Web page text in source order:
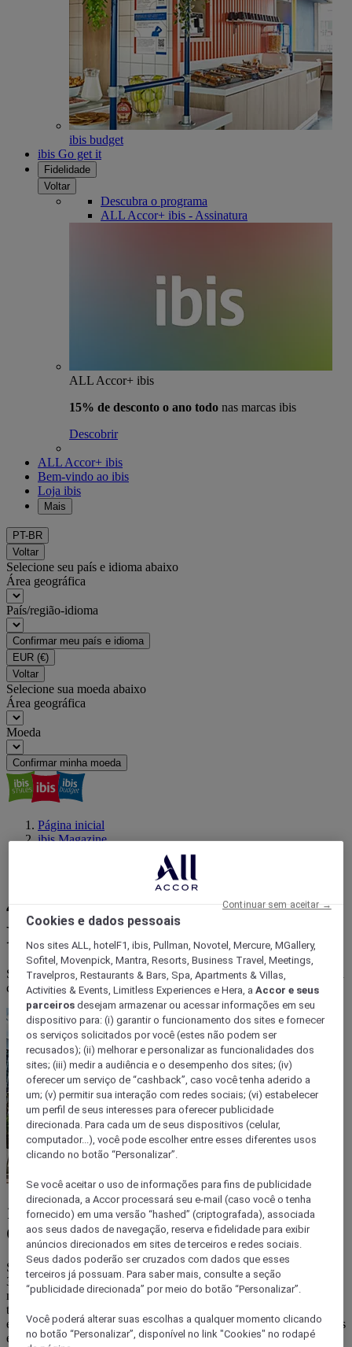
ibis budget
ibis Go get it
Fidelidade
Voltar
Descubra o programa
ALL Accor+ ibis - Assinatura
ALL Accor+ ibis
15% de desconto o ano todo nas marcas ibis
Descobrir
ALL Accor+ ibis
Bem-vindo ao ibis
Loja ibis
Mais
PT-BR
Voltar
Selecione seu país e idioma abaixo
Área geográfica
País/região-idioma
Confirmar meu país e idioma
EUR (€)
Voltar
Selecione sua moeda abaixo
Área geográfica
Moeda
Confirmar minha moeda
Página inicial
ibis Magazine
Confira 4 motivos para visitar São Paulo | Hotéis ibis
4 motivos que tornam São
Paulo um destino imperdível
Saiba o que fazer na capital paulista e veja alguns bons motivos para
conhecer a cidade que não para nunca!
1. OPÇÕES CULTURAIS PARA TODOS
OS GOSTOS E BOLSOS!
São Paulo é o grande polo cultural da América do Sul! São mais de
300 salas de cinema, 180 teatros, mais de 90 centros culturais e 110
museus que recebem uma incrível variedade de filmes, peças
teatrais, companhias de ópera, espetáculos, eventos, festivais e
exposições, tanto do circuito comercial quanto independente. Alguns
espaços se destacam, como Sala São Paulo
Cookies e dados pessoais
Nos sites ALL, hotelF1, ibis, Pullman, Novotel, Mercure, MGallery,
Sofitel, Movenpick, Mantra, Resorts, Business Travel, Meetings,
Travelpros, Restaurants & Bars, Spa, Apartments & Villas,
Activities & Events, Limitless Experiences e Hera, aAccor e seus
parceiros desejam armazenar ou acessar informações em seu
dispositivo para: (i) garantir o funcionamento dos sites e fornecer
os serviços solicitados por você (estes não podem ser
recusados); (ii) melhorar e personalizar as funcionalidades dos
sites; (iii) medir a audiência e o desempenho dos sites; (iv)
oferecer um serviço de “cashback”, caso você tenha aderido a
um; (v) permitir sua interação com redes sociais; (vi) estabelecer
um perfil de seus interesses para oferecer publicidade
direcionada. Para cada um de seus dispositivos (celular,
computador...), você pode escolher entre esses diferentes usos
clicando no botão “Personalizar”.
Se você aceitar o uso de informações para fins de publicidade
direcionada, a Accor processará seu e-mail (caso você o tenha
fornecido) em uma versão “hashed” (criptografada), associada
aos seus dados de navegação, reserva e fidelidade para exibir
anúncios direcionados em sites de terceiros e redes sociais.
Seus dados poderão ser cruzados com dados que esses
terceiros já possuam. Para saber mais, consulte a seção
“publicidade direcionada” por meio do botão “Personalizar”.
Você poderá alterar suas escolhas a qualquer momento clicando
no botão “Personalizar”, disponível no link "Cookies" no rodapé
Continuar sem aceitar →